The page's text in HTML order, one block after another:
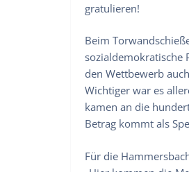
gratulieren!
Beim
sozialdemokratische
den Wettbewerb
Wichtiger war es
kamen an die
Betrag kommt als
Für die